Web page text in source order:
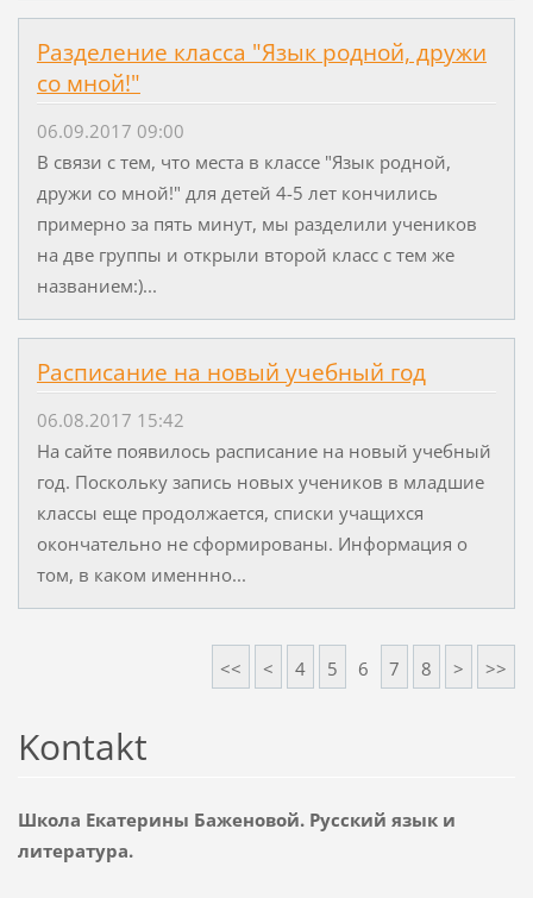
Разделение класса "Язык родной, дружи
со мной!"
06.09.2017 09:00
В связи с тем, что места в классе "Язык родной,
дружи со мной!" для детей 4-5 лет кончились
примерно за пять минут, мы разделили учеников
на две группы и открыли второй класс с тем же
названием:)...
Расписание на новый учебный год
06.08.2017 15:42
На сайте появилось расписание на новый учебный
год. Поскольку запись новых учеников в младшие
классы еще продолжается, списки учащихся
окончательно не сформированы. Информация о
том, в каком именнно...
<< < 4 5 6 7 8 > >>
Kontakt
Школа Екатерины Баженовой. Русский язык и
литература.